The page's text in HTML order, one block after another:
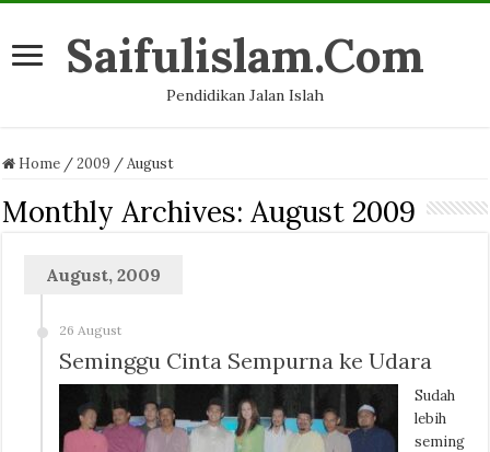
Saifulislam.Com
Pendidikan Jalan Islah
Home /2009 /August
Monthly Archives:August 2009
August, 2009
26 August
Seminggu Cinta Sempurna ke Udara
Sudah
lebih
seming